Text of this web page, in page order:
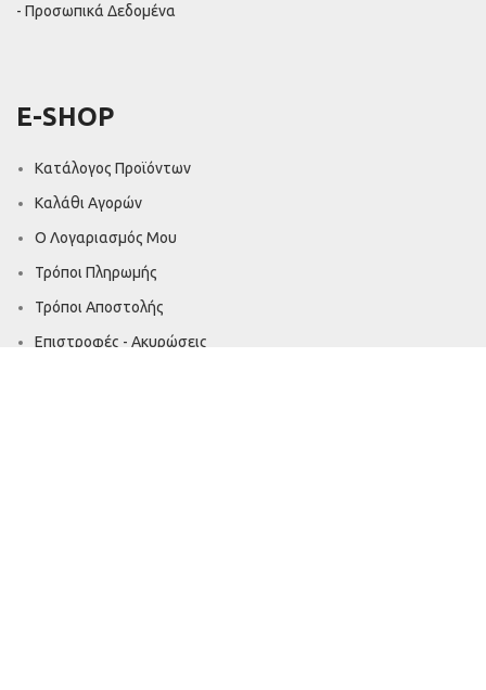
- Προσωπικά Δεδομένα
E-SHOP
Κατάλογος Προϊόντων
Καλάθι Αγορών
Ο Λογαριασμός Μου
Τρόποι Πληρωμής
Τρόποι Αποστολής
Επιστροφές - Ακυρώσεις